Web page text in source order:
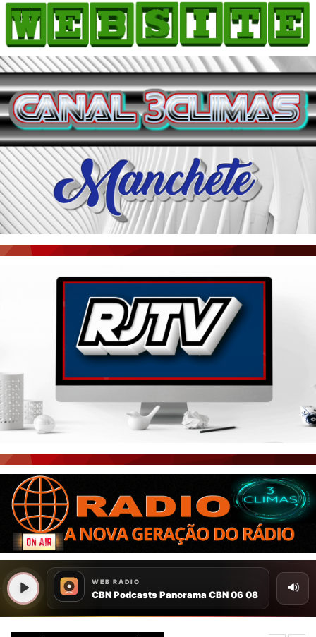
HOME
COMO ANUNCIAR
JORNAIS DO BRASIL
PODCAST/NOTÍCIAS
AS NOTÍCIAS DO DIA
ACONTECEU...VIROU MANCHETE!
BLOGS & COLUNAS
AGÊNCIA DE NOTÍCIAS
CNN BRASIL
PORTAL CEARÁ
ÚLTIMAS POSTAGENS
BOAS NOTÍCIAS...VIRAM MANCHETE!
CEARÁ BRASIL NOTÍCIAS
CEARÁ BRASIL MUNDO 1
BRASIL DE FATO
NOTÍCIAS GERAIS
CONECTE-SE
REGISTO